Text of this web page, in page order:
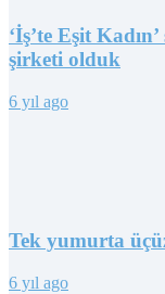
‘İş’te Eşit
şirketi olduk
6 yıl ago
Tek yumurta
6 yıl ago